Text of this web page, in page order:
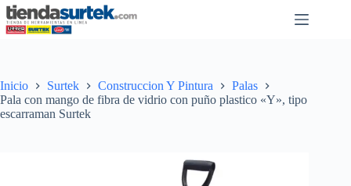
Saltar
al
contenido
Inicio Surtek Construccion Y Pintura
Palas
Pala con mango de fibra de vidrio con puño plastico «Y», tipo
escarraman Surtek